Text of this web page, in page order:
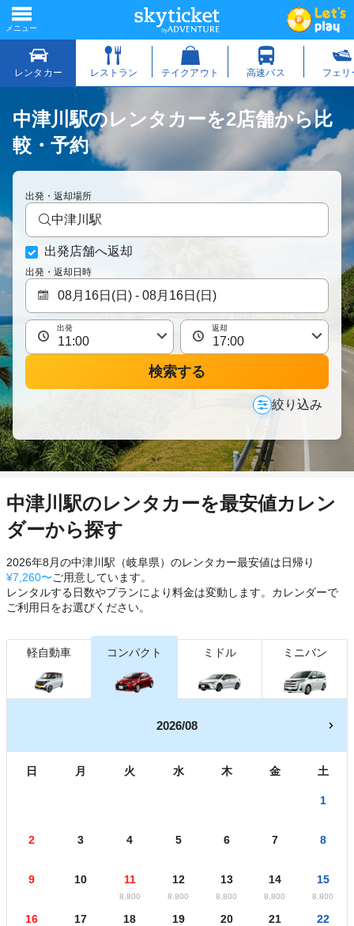
中津川駅のレンタカーを2店舗から比
較・予約
出発・返却場所
中津川駅
出発店舗へ返却
出発・返却日時
出発 返却
検索する
絞り込み
中津川駅のレンタカーを最安値カレン
ダーから探す
2026年8月の中津川駅（岐阜県）のレンタカー最安値は日帰り
¥7,260〜ご用意しています。
レンタルする日数やプランにより料金は変動します。カレンダーで
ご利用日をお選びください。
軽自動車 コンパクト ミドル ミニバン
2026/08
日 月 火 水 木 金 土
1
2 3 4 5 6 7 8
9 10 11
8,800
12
8,800
13
8,800
14
8,800
15
8,800
16 17 18 19 20 21 22